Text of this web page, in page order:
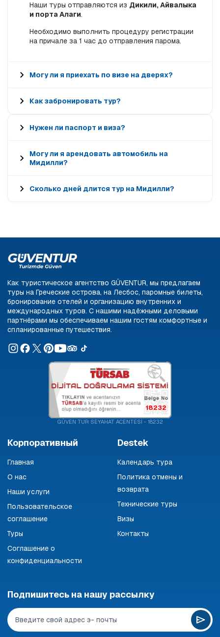
Наши туры отправляются из Дикили, Айвалыка
и порта Алаги.
Необходимо выполнить процедуру регистрации
на причале за 1 час до отправления парома.
Могу ли я приехать по визе на дверях?
Как забронировать тур?
Нужен ли паспорт и виза?
Могу ли я арендовать автомобиль на
Мидилли?
Сколько дней длится тур на Мидилли?
Как туристическое агентство GÜVENTUR, мы предлагаем
туры на Греческие острова, на Лесбос, паромные билеты,
бронирование отелей и организацию внутренних и
международных туров. С нашими надёжными деловыми
партнёрами мы обеспечиваем нашим гостям комфортные и
спланированные путешествия.
18232
GÜVEN TUR SEYAHAT ACENTESİ - 18232
Корпоративный
Главная
О нас
Наши услуги
Пользовательское
соглашение
Туры
Соглашение о
конфиденциальности
Destek
Календарь тура
Политика отмены и
возврата
Технические туры
Визы
Контакты
Подпишитесь на нашу рассылку